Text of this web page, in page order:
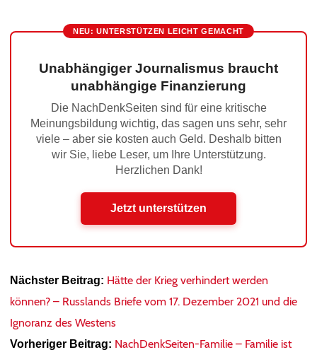
NEU: UNTERSTÜTZEN LEICHT GEMACHT
Unabhängiger Journalismus braucht
unabhängige Finanzierung
Die NachDenkSeiten sind für eine kritische
Meinungsbildung wichtig, das sagen uns sehr, sehr
viele – aber sie kosten auch Geld. Deshalb bitten
wir Sie, liebe Leser, um Ihre Unterstützung.
Herzlichen Dank!
Jetzt unterstützen
Nächster Beitrag: Hätte der Krieg verhindert werden
können? – Russlands Briefe vom 17. Dezember 2021 und die
Ignoranz des Westens
Vorheriger Beitrag: NachDenkSeiten-Familie – Familie ist